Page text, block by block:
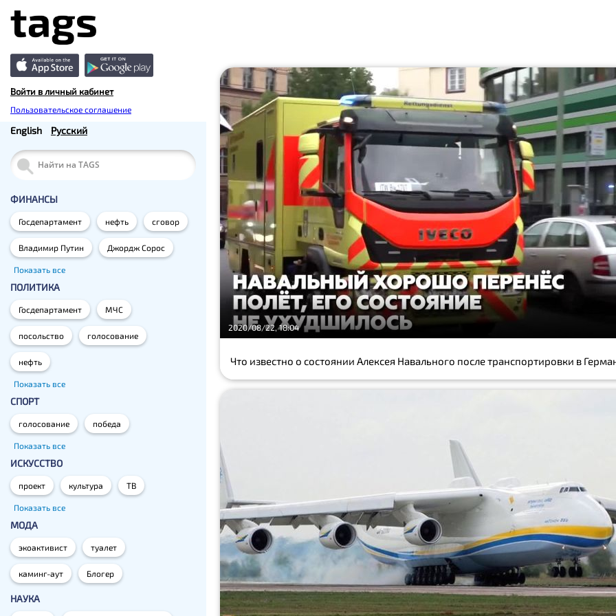
Войти в личный кабинет
Пользовательское соглашение
English Русский
ФИНАНСЫ
Госдепартамент нефть сговор
Владимир Путин Джордж Сорос
Показать все
ПОЛИТИКА
Госдепартамент МЧС
посольство голосование
нефть
Показать все
СПОРТ
голосование победа
Показать все
ИСКУССТВО
проект культура ТВ
Показать все
МОДА
экоактивист туалет
каминг-аут Блогер
НАУКА
2020/08/22, 18:04
Что известно о состоянии Алексея Навального после транспортировки в